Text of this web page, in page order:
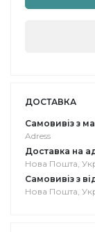
ДОСТАВКА
Самовивіз з
Adress
Доставка на
Нова Пошта,
Самовивіз з
Нова Пошта,